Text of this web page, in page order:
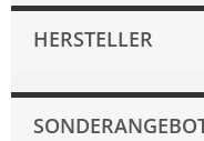
HERSTELLER